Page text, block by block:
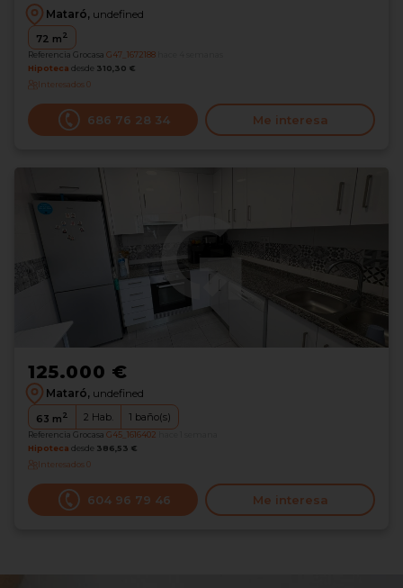
Mataró, undefined
72 m2
Referencia Grocasa G47_1672188
Hipoteca desde 310,30 €
Interesados0
686 76 28 34 Me interesa
125.000 €
Mataró, undefined
63 m2 2 Hab. 1 baño(s)
Referencia Grocasa G45_1616402
Hipoteca desde 386,53 €
Interesados0
604 96 79 46 Me interesa